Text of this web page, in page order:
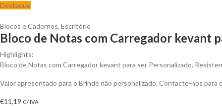
Destaque
Blocos e Cadernos, Escritório
Bloco de Notas com Carregador kevant
Highlights:
Bloco de Notas com Carregador kevant para ser Personalizado.
Valor apresentado para o Brinde não personalizado. Contacte-nos
€11,19 C/ IVA